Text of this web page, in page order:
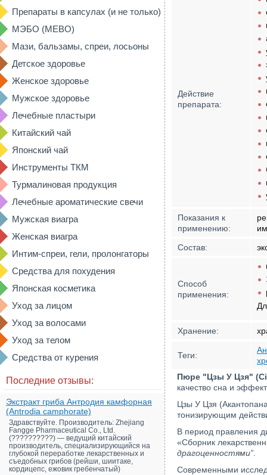
Препараты в капсулах (и не только)
МЭБО (MEBO)
Мази, бальзамы, спреи, лосьоны
Детское здоровье
Женское здоровье
Мужское здоровье
Лечебные пластыри
Китайский чай
Японский чай
Инструменты ТКМ
Турмалиновая продукция
Лечебные ароматические свечи
Мужская виагра
Женская виагра
Интим-спреи, гели, пролонгаторы
Средства для похудения
Японская косметика
Уход за лицом
Уход за волосами
Уход за телом
Средства от курения
Последние отзывы:
Экстракт гриба Антродия камфорная
(Antrodia camphorate)
Здравствуйте. Производитель: Zhejiang
Fangge Pharmaceutical Co., Ltd.
(??????????) — ведущий китайский
производитель, специализирующийся на
глубокой переработке лекарственных и
съедобных грибов (рейши, шиитаке,
кордицепс, ежовик гребенчатый)
Действие
препарата:
Показания к
применению:
Состав:
Способ
применения:
Хранение:
Теги:
Пюре "Цзы У Цзя"
качество сна и
Цзы У Цзя
тонизирующим
В период правления
«Сборник
драгоценностями”
Современными